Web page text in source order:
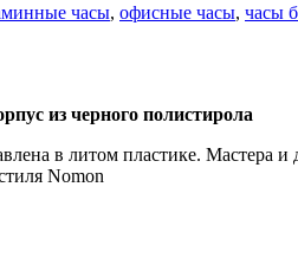
часы, офисные часы, часы
из черного полистирола
в литом пластике.
Nomon